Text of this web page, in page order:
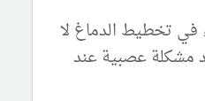
في تخطيط الدماغ لا
مشكلة عصبية عند